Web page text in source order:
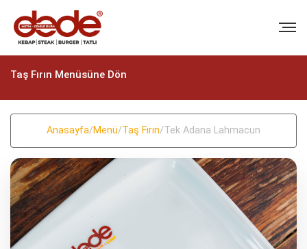
BIZI ARAYIN
+90 (322) 235 57 58
+90 (322) 235 57 58
Taş Fırın Menüsüne Dön
Anasayfa/Menü/Taş Fırın/Tek Adana Lahmacun